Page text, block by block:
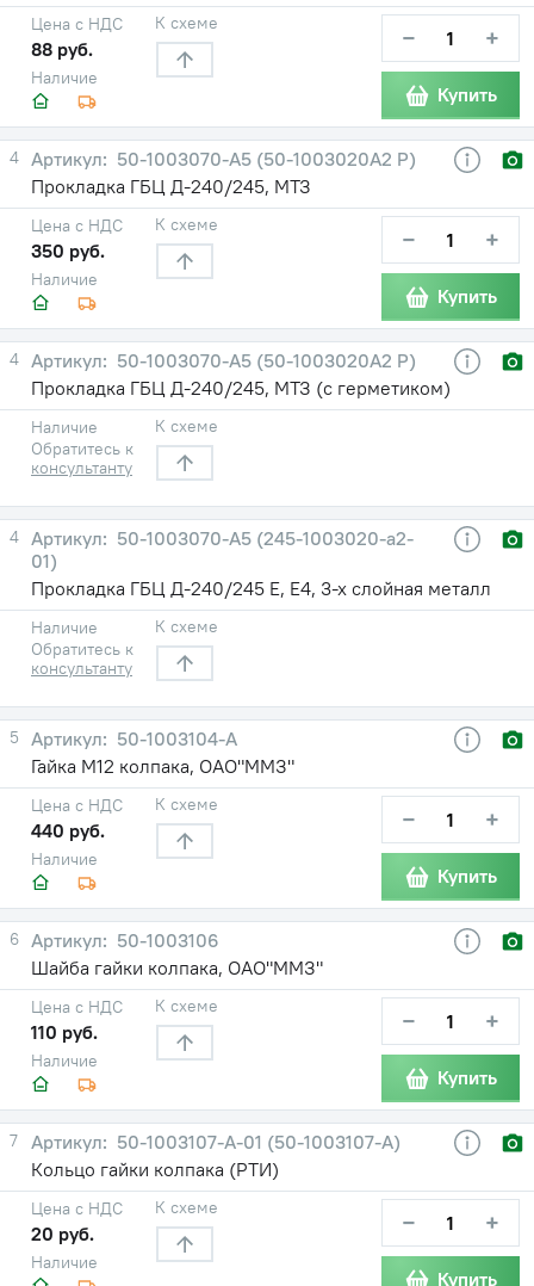
Наличие
Цена с НДС
88 руб.
К схеме − +
Купить
4
50-1003070-А5 (50-1003020А2 Р)
Прокладка ГБЦ Д-240/245, МТЗ
Наличие
Цена с НДС
350 руб.
К схеме − +
Купить
4
50-1003070-А5 (50-1003020А2 Р)
Прокладка ГБЦ Д-240/245, МТЗ (с герметиком)
Наличие
Обратитесь к
консультанту
К схеме
4
50-1003070-А5 (245-1003020-а2-
01)
Прокладка ГБЦ Д-240/245 Е, Е4, 3-х слойная металл
Наличие
Обратитесь к
консультанту
К схеме
5
50-1003104-А
Гайка М12 колпака, ОАО"ММЗ"
Наличие
Цена с НДС
440 руб.
К схеме − +
Купить
6
50-1003106
Шайба гайки колпака, ОАО"ММЗ"
Наличие
Цена с НДС
110 руб.
К схеме − +
Купить
7
50-1003107-А-01 (50-1003107-А)
Кольцо гайки колпака (РТИ)
Наличие
Цена с НДС
20 руб.
К схеме − +
Купить